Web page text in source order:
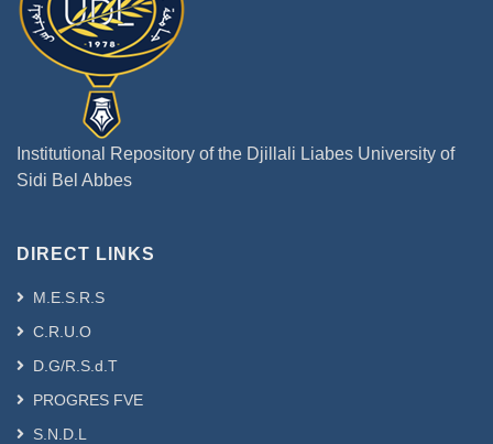
Institutional Repository of the Djillali Liabes University of
Sidi Bel Abbes
DIRECT LINKS
M.E.S.R.S
C.R.U.O
D.G/R.S.d.T
PROGRES FVE
S.N.D.L